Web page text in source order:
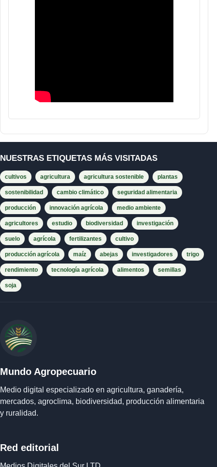
NUESTRAS ETIQUETAS MÁS VISITADAS
cultivos agricultura agricultura sostenible plantas
sostenibilidad cambio climático seguridad alimentaria
producción innovación agrícola medio ambiente
agricultores estudio biodiversidad investigación
suelo agrícola fertilizantes cultivo
producción agrícola maíz abejas investigadores trigo
rendimiento tecnología agrícola alimentos semillas
soja
Mundo Agropecuario
Medio digital especializado en agricultura, ganadería,
mercados, agroclima, biodiversidad, producción alimentaria
y ruralidad.
Red editorial